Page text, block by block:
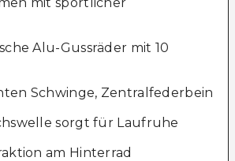
Alu-Gussräder mit 10
Schwinge, Zentralfederbein
sorgt für Laufruhe
am Hinterrad